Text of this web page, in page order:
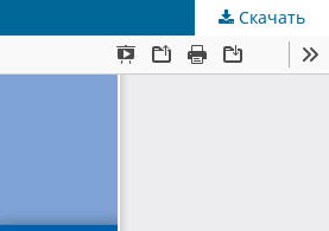
Скачать